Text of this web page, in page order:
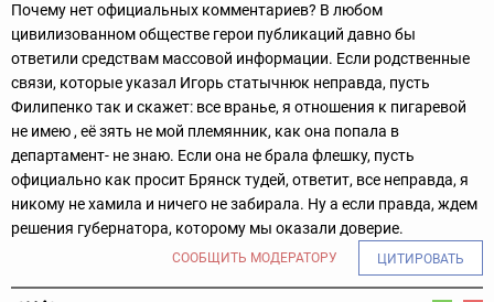
Почему нет официальных комментариев? В любом
цивилизованном обществе герои публикаций давно бы
ответили средствам массовой информации. Если родственные
связи, которые указал Игорь статычнюк неправда, пусть
Филипенко так и скажет: все вранье, я отношения к пигаревой
не имею , её зять не мой племянник, как она попала в
департамент- не знаю. Если она не брала флешку, пусть
официально как просит Брянск тудей, ответит, все неправда, я
никому не хамила и ничего не забирала. Ну а если правда, ждем
решения губернатора, которому мы оказали доверие.
СООБЩИТЬ МОДЕРАТОРУ ЦИТИРОВАТЬ